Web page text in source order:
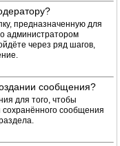
предназначенную для
администратором
через ряд шагов,
сообщения?
для того, чтобы
сохранённого сообщения